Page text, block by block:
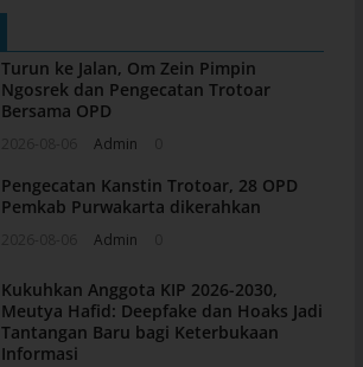
Turun ke Jalan, Om Zein Pimpin
Ngosrek dan Pengecatan Trotoar
Bersama OPD
Admin
Pengecatan Kanstin Trotoar, 28 OPD
Pemkab Purwakarta dikerahkan
Admin
Kukuhkan Anggota KIP 2026-2030,
Meutya Hafid: Deepfake dan Hoaks Jadi
Tantangan Baru bagi Keterbukaan
Informasi